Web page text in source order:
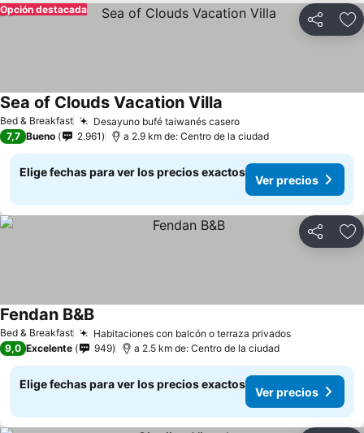
Compartir
Opción destacada
Bed & Breakfast Desayuno bufé taiwanés caseroVer precios
Sea of Clouds Vacation Villa
7,7 Bueno 2.961 a 2.9 km de: Centro de la ciudad
Elige fechas para ver los precios exactos
Ver precios
Compartir
Bed & Breakfast Habitaciones con balcón o terraza privadosVer precios
Fendan B&BVer precios
9,0 Excelente 949 a 2.5 km de: Centro de la ciudad
Elige fechas para ver los precios exactos
Ver precios